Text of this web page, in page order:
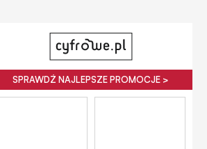
SPRAWDŹ NAJLEPSZE PROMOCJE >